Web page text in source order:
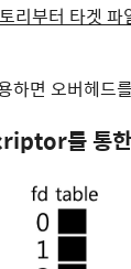
리부터 타겟 파
하면 오버헤드
를 통